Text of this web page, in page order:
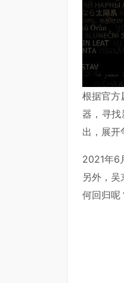
根据官方
器，寻
出，展
2021年6
另外，
何回归呢